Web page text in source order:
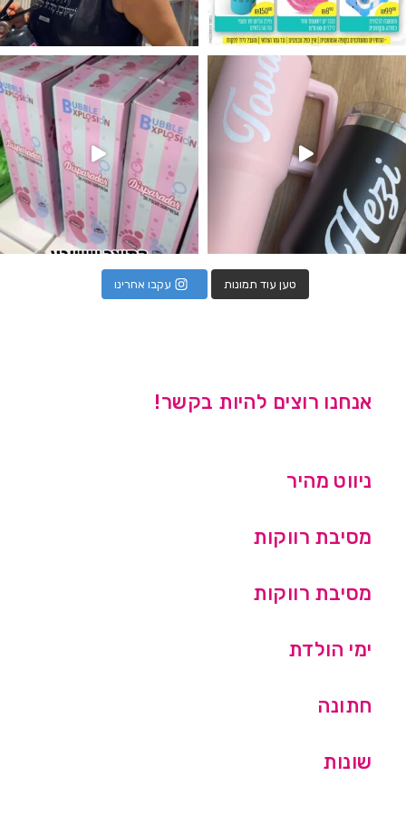
מטף לגילוי מין העובר חזר למלא
טען עוד תמונות עקבו אחרינו
אנחנו רוצים להיות בקשר!
ניווט מהיר
מסיבת רווקות
מסיבת רווקות
ימי הולדת
חתונה
שונות